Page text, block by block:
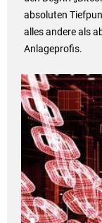
absoluten
alles andere als
Anlageprofis.